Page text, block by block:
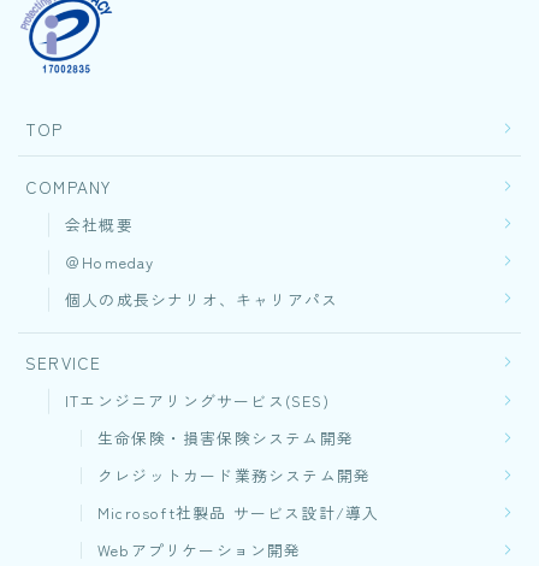
TOP
COMPANY
会社概要
＠Homeday
個人の成長シナリオ、キャリアパス
SERVICE
ITエンジニアリングサービス(SES)
生命保険・損害保険システム開発​
クレジットカード業務システム開発
Microsoft社製品 サービス設計/導入
Webアプリケーション開発​